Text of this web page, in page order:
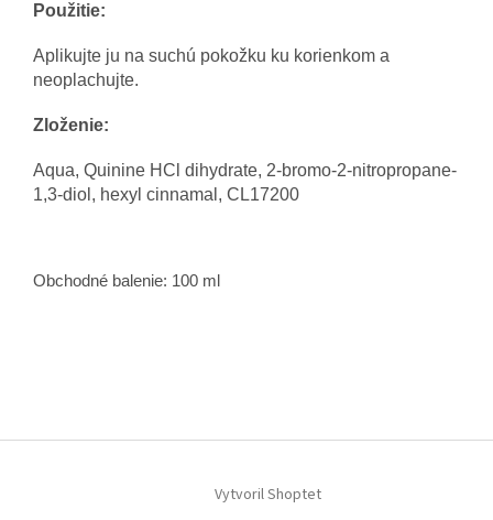
Použitie:
Aplikujte ju na suchú pokožku ku korienkom a
neoplachujte.
Zloženie:
Aqua, Quinine HCl dihydrate, 2-bromo-2-nitropropane-
1,3-diol, hexyl cinnamal, CL17200
Obchodné balenie: 100 ml
Vytvoril Shoptet